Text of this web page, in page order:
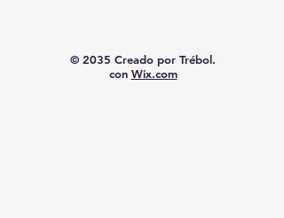
© 2035 Creado por Trébol.
con Wix.com